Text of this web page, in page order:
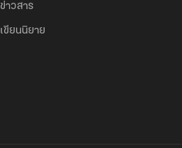
ข่าวสาร
เขียนนิยาย